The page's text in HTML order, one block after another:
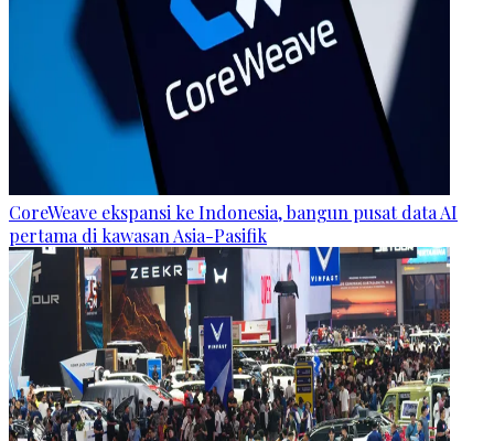
CoreWeave ekspansi ke Indonesia, bangun pusat data AI
pertama di kawasan Asia-Pasifik